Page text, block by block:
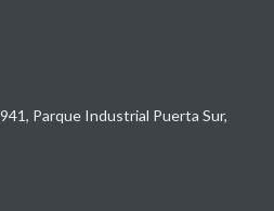
Parque Industrial Puerta Sur,